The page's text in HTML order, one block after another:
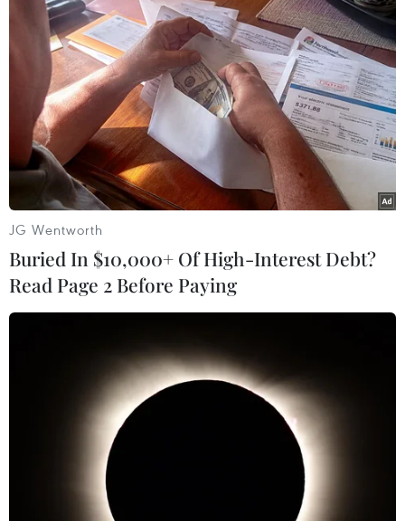
Việt Nam tiến nhanh nhất trong bảng xếp
hạng FIFA tháng Ba
Asian Cup 2014 đã giúp tuyển Việt Nam trở thành đội
thăng nhiều hạng nhất thế giới (18 bậc) trong tháng Ba.
JG Wentworth
Buried In $10,000+ Of High-Interest Debt?
Read Page 2 Before Paying